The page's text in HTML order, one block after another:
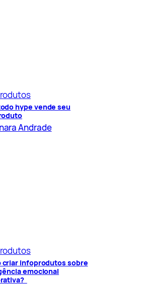
hype vende seu
Andrade
criar infoprodutos sobre
emocional